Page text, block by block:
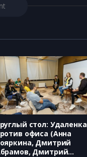
стол: Удаленка
офиса (Анна
Дмитрий
Дмитрий